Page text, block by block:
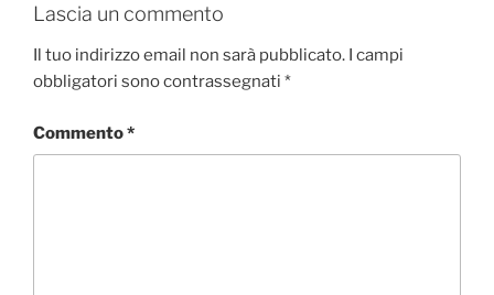
Lascia un commento
Il tuo indirizzo email non sarà pubblicato. I campi
obbligatori sono contrassegnati *
Commento*